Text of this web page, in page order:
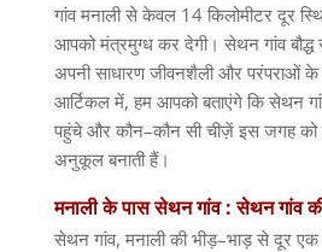
गांव मनाली से केवल14 किलोमीटर दूर
आपको मंत्रमुग्ध कर देगी। सेथन गांव बौद्ध
अपनी साधारण जीवनशैली और परंपराओं के
आर्टिकल में, हम आपको बताएंगे कि सेथन
पहुंचे और कौन–कौन सी चीज़ें इस जगह
अनुकूल बनाती हैं।
मनाली के पास सेथन गांव :सेथनगांव
सेथन गांव, मनाली की भीड़–भाड़ से दूर